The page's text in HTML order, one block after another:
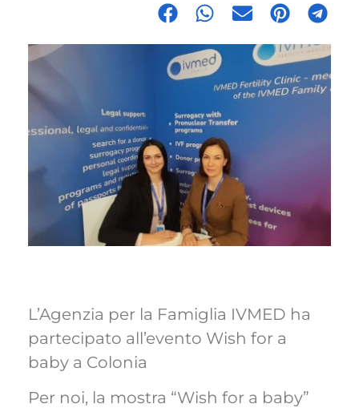
L’Agenzia per la Famiglia IVMED ha
partecipato all’evento Wish for a
baby a Colonia
Per noi, la mostra “Wish for a baby”